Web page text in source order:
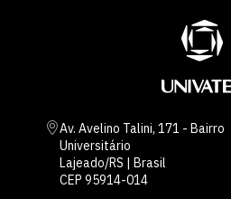
Av. Avelino Talini, 171 - Bairro
Universitário
Lajeado/RS | Brasil
CEP 95914-014